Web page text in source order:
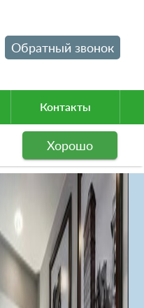
Обратный звонок
Контакты
Хорошо